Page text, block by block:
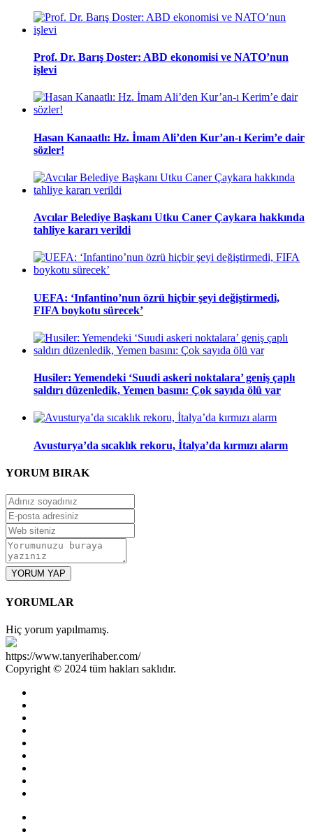
Prof. Dr. Barış Doster: ABD ekonomisi ve NATO’nun
işlevi
Hasan Kanaatlı: Hz. İmam Ali’den Kur’an-ı Kerim’e dair
sözler!
Avcılar Belediye Başkanı Utku Caner Çaykara hakkında
tahliye kararı verildi
UEFA: ‘Infantino’nun özrü hiçbir şeyi değiştirmedi,
FIFA boykotu sürecek’
Husiler: Yemendeki ‘Suudi askeri noktalara’ geniş çaplı
saldırı düzenledik, Yemen basını: Çok sayıda ölü var
Avusturya’da sıcaklık rekoru, İtalya’da kırmızı alarm
YORUM BIRAK
YORUM YAP
YORUMLAR
Hiç yorum yapılmamış.
https://www.tanyerihaber.com/
Copyright © 2024 tüm hakları saklıdır.